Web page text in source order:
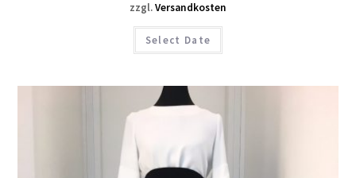
zzgl.Versandkosten
Select Date